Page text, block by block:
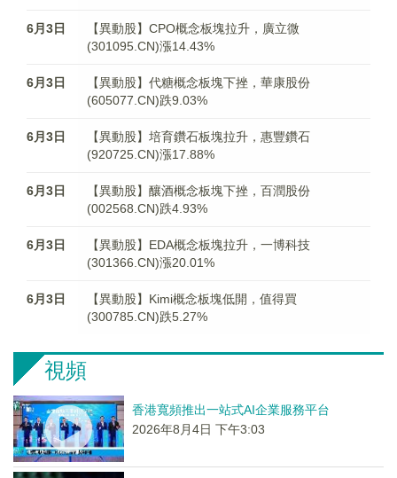
6月3日
【異動股】CPO概念板塊拉升，廣立微
(301095.CN)漲14.43%
6月3日
【異動股】代糖概念板塊下挫，華康股份
(605077.CN)跌9.03%
6月3日
【異動股】培育鑽石板塊拉升，惠豐鑽石
(920725.CN)漲17.88%
6月3日
【異動股】釀酒概念板塊下挫，百潤股份
(002568.CN)跌4.93%
6月3日
【異動股】EDA概念板塊拉升，一博科技
(301366.CN)漲20.01%
6月3日
【異動股】Kimi概念板塊低開，值得買
(300785.CN)跌5.27%
視頻
香港寬頻推出一站式AI企業服務平台
2026年8月4日 下午3:03